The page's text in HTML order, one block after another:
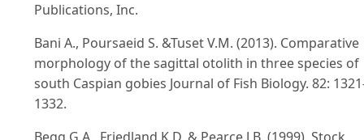
Publications, Inc.
Bani A., Poursaeid S. &Tuset V.M. (2013). Comparative
morphology of the sagittal otolith in three species of
south Caspian gobies Journal of Fish Biology. 82:
1332.